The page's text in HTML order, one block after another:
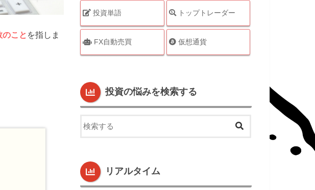
こと を指しま
投資単語 トップトレーダー
FX自動売買 仮想通貨
投資の悩みを検索する
リアルタイム